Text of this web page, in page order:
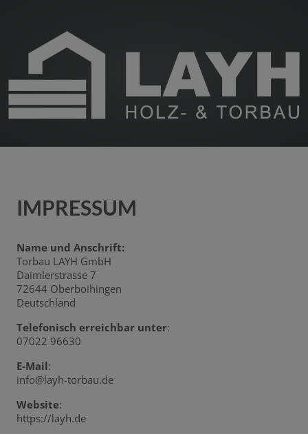
IMPRESSUM
Name und Anschrift:
Torbau LAYH GmbH
Daimlerstrasse 7
72644 Oberboihingen
Deutschland
Telefonisch erreichbar unter:
07022 96630
E-Mail:
info@layh-torbau.de
Website:
https://layh.de